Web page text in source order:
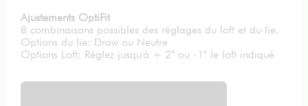
Ajustements OptiFit
8 combinaisons possibles des réglages du loft et du lie.
Options du lie: Draw ou Neutre
Options Loft: Réglez jusqu'à + 2° ou -1° le loft indiqué